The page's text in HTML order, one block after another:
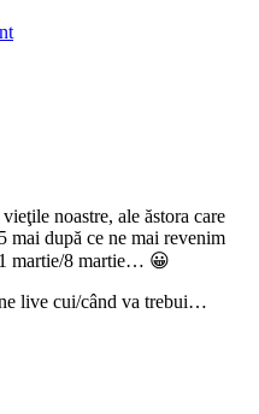
on
noastre, ale ăstora care
mai după ce ne mai revenim
martie/8 martie… 😀
live cui/când va trebui…